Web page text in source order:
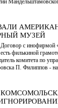
МУЗЕЙ
с инофирмой
филькиной
комитета по
П. Филиппов -